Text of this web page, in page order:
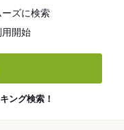
ズに検索
開始
ング検索！